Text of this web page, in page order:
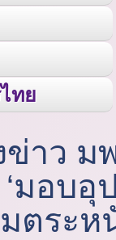
ทย
ข่าว ม
‘มอบ
ตระ